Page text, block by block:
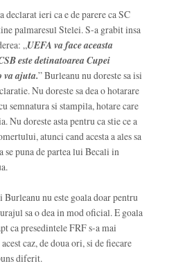
declarat ieri ca e de parere ca SC
palmaresul Stelei. S-a grabit insa
„UEFA va face aceasta
este detinatoarea Cupei
va ajuta.” Burleanu nu doreste sa isi
Nu doreste sa dea o hotarare
semnatura si stampila, hotare care
Nu doreste asta pentru ca stie ce a
atunci cand acesta a ales sa
se puna de partea lui Becali in
Burleanu nu este goala doar pentru
sa o dea in mod oficial. E goala
ca presedintele FRF s-a mai
caz, de doua ori, si de fiecare
diferit.